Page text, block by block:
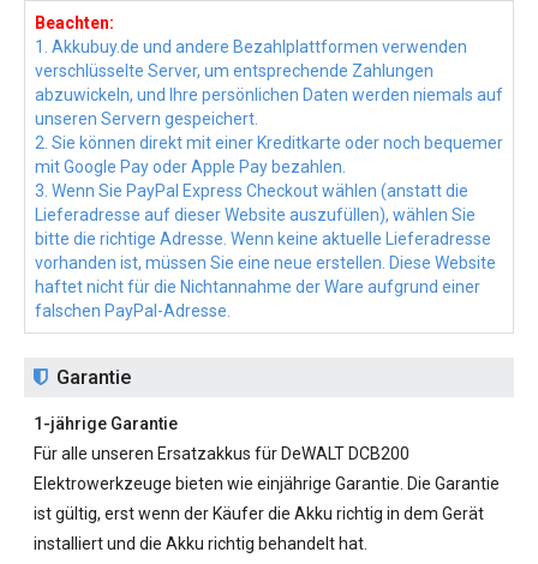
Beachten:
1. Akkubuy.de und andere Bezahlplattformen verwenden
verschlüsselte Server, um entsprechende Zahlungen
abzuwickeln, und Ihre persönlichen Daten werden niemals auf
unseren Servern gespeichert.
2. Sie können direkt mit einer Kreditkarte oder noch bequemer
mit Google Pay oder Apple Pay bezahlen.
3. Wenn Sie PayPal Express Checkout wählen (anstatt die
Lieferadresse auf dieser Website auszufüllen), wählen Sie
bitte die richtige Adresse. Wenn keine aktuelle Lieferadresse
vorhanden ist, müssen Sie eine neue erstellen. Diese Website
haftet nicht für die Nichtannahme der Ware aufgrund einer
falschen PayPal-Adresse.
Garantie
1-jährige Garantie
Für alle unseren Ersatzakkus für DeWALT DCB200
Elektrowerkzeuge bieten wie einjährige Garantie. Die Garantie
ist gültig, erst wenn der Käufer die Akku richtig in dem Gerät
installiert und die Akku richtig behandelt hat.